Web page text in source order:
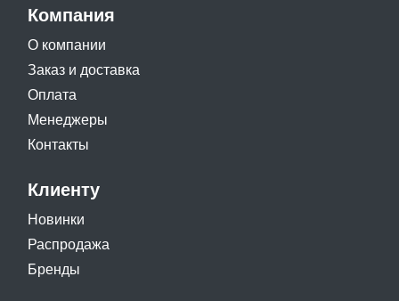
Компания
О компании
Заказ и доставка
Оплата
Менеджеры
Контакты
Клиенту
Новинки
Распродажа
Бренды